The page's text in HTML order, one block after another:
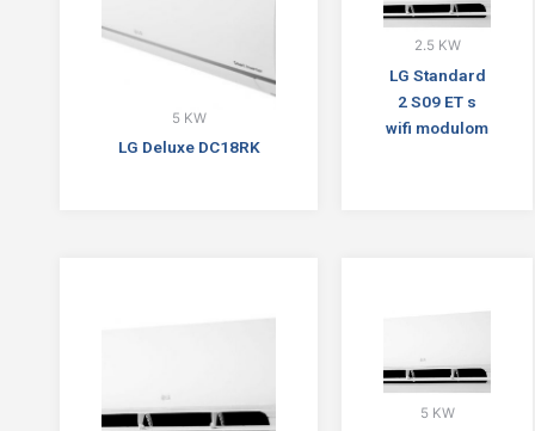
5 KW
LG Deluxe DC18RK
2.5 KW
LG Standard
2 S09 ET s
wifi modulom
5 KW